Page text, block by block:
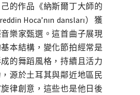
的作品《納斯爾丁大師的
Hoca’nın dansları）獲
樂家甄選。這首曲子展現
本結構，變化節拍經常是
的舞蹈風格，持續且活力
源於土耳其與鄰近地區民
律創意，這些也是他日後